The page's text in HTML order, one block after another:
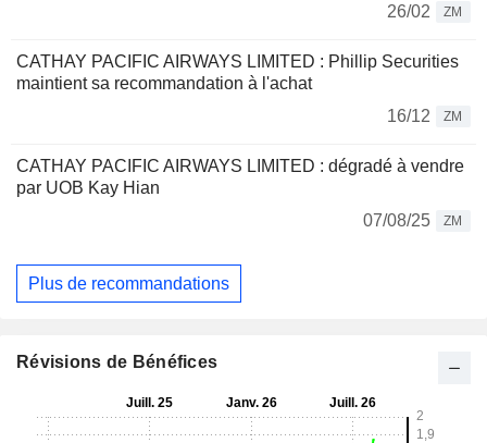
26/02
ZM
CATHAY PACIFIC AIRWAYS LIMITED : Phillip Securities
maintient sa recommandation à l'achat
16/12
ZM
CATHAY PACIFIC AIRWAYS LIMITED : dégradé à vendre
par UOB Kay Hian
07/08/25
ZM
Plus de recommandations
Révisions de Bénéfices